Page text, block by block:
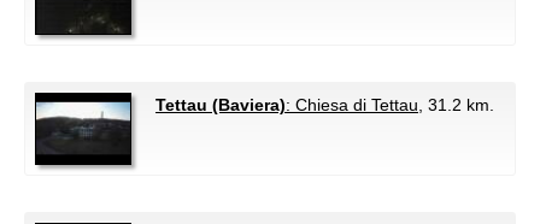
Tettau (Baviera): Chiesa di Tettau , 31.2 km.